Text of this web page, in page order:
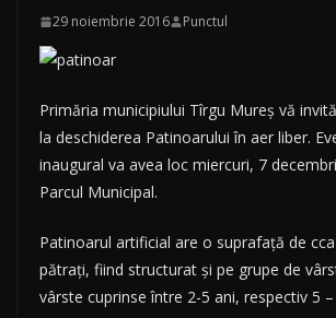
29 noiembrie 2016 Punctul
Primăria municipiului Tîrgu Mureş vă
la deschiderea Patinoarului în aer liber.
inaugural va avea loc miercuri, 7
Parcul Municipal.
Patinoarul artificial are o suprafaţă de
pătraţi, fiind structurat şi pe grupe de
vârste cuprinse între 2-5 ani, respectiv 5